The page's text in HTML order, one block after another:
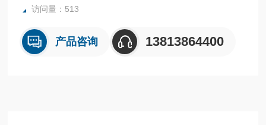
访问量：513
产品咨询 13813864400